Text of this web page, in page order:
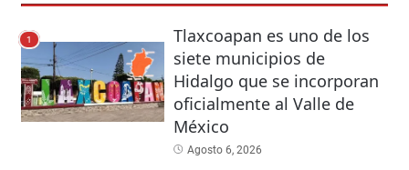
1
Tlaxcoapan es uno de los
siete municipios de
Hidalgo que se incorporan
oficialmente al Valle de
México
Agosto 6, 2026